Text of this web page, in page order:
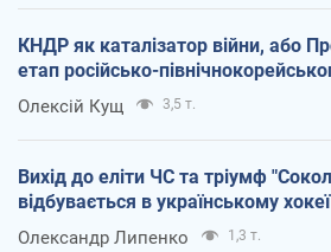
КНДР як каталізатор війни, або
етап російсько-
Олексій Кущ 3,5 т.
Вихід до еліти ЧС та тріумф
відбувається в українському хокеї
Олександр Липенко 1,3 т.